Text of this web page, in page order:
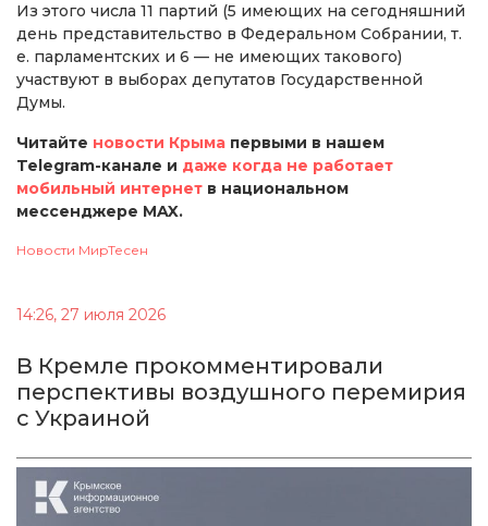
Из этого числа 11 партий (5 имеющих на сегодняшний
день представительство в Федеральном Собрании, т.
е. парламентских и 6 — не имеющих такового)
участвуют в выборах депутатов Государственной
Думы.
Читайте новости Крыма первыми в нашем
Telegram-канале и даже когда не работает
мобильный интернет в национальном
мессенджере MAX.
Новости МирТесен
14:26, 27 июля 2026
В Кремле прокомментировали
перспективы воздушного перемирия
с Украиной